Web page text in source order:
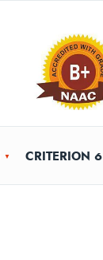
CRITERION 6